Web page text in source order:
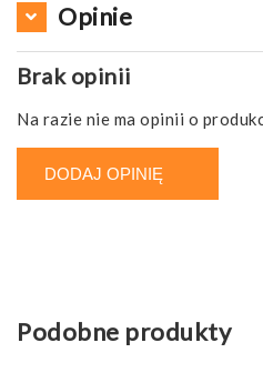
Opinie
Brak opinii
Na razie nie ma opinii o
DODAJ OPINIĘ
Podobne produkty